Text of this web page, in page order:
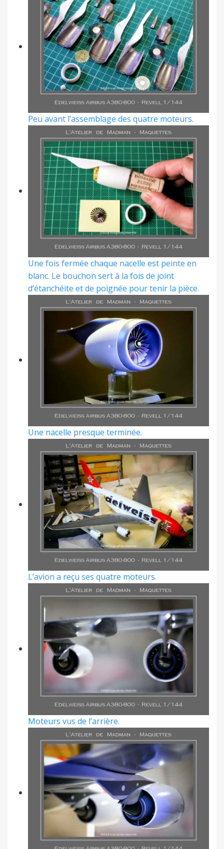
Peu avant l’assemblage des quatre moteurs.
Une fois fermée chaque nacelle est peinte en
blanc. Le bouchon sert à la fois de joint
d’étanchéite et de poignée pour tenir la pièce.
Une nacelle presque terminée.
L’avion a reçu ses quatre moteurs.
Moteurs vus de l’arrière.